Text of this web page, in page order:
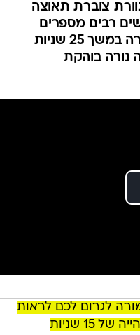
צוברת תאוצה
רבים מספרים
שאם ננעץ מבט בתמונת הנורה במשך 25 שניות
נורה בוהקת
לגרום לכם לראות
אישה ברונטית באוויר, אחרי בהייה של 15 שניות